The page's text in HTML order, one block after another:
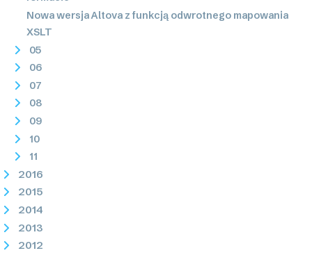
Nowa wersja Altova z funkcją odwrotnego mapowania
XSLT
05
06
07
08
09
10
11
2016
2015
2014
2013
2012